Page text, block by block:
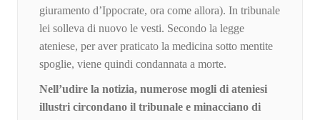
giuramento d’Ippocrate, ora come allora). In tribunale
lei solleva di nuovo le vesti. Secondo la legge
ateniese, per aver praticato la medicina sotto mentite
spoglie, viene quindi condannata a morte.
Nell’udire la notizia, numerose mogli di ateniesi
illustri circondano il tribunale e minacciano di